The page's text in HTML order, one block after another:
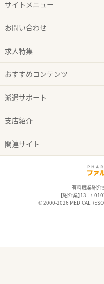
サイトメニュー
お問い合わせ
求人特集
おすすめコンテンツ
派遣サポート
支店紹介
関連サイト
有料職業紹介
【紹介業】13-ユ-
© 2000-2026 MEDICAL